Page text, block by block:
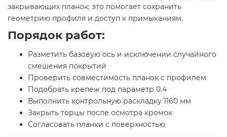
закрывающих планок; это помогает сохранить
геометрию профиля и доступ к примыканиям.
Порядок работ:
Разметить базовую ось и исключении случайного
смешения покрытий
Проверить совместимость планок с профилем
Подобрать крепеж под параметр 0.4
Выполнить контрольную раскладку 1160 мм
Закрыть торцы после осмотра кромок
Согласовать планки с поверхностью